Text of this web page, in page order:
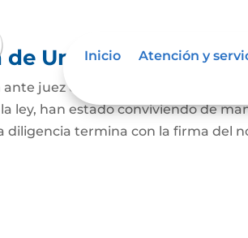
Inicio Atención y
de Unión Marital de
juez o notario de la existencia
ley, han estado conviviendo de
diligencia termina con la firma del